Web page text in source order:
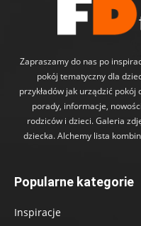
Zapraszamy do nas po
pokój tematyczny dla
przykładów jak urządzić
porady, informacje,
rodziców i dzieci. Galeria
dziecka. Alchemy lista
Popularne kategorie
Inspiracje